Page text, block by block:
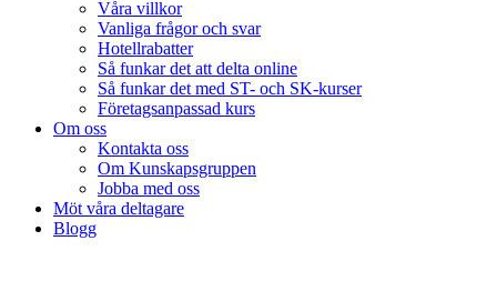
Våra villkor
Vanliga frågor och svar
Hotellrabatter
Så funkar det att delta online
Så funkar det med ST- och SK-kurser
Företagsanpassad kurs
Om oss
Kontakta oss
Om Kunskapsgruppen
Jobba med oss
Möt våra deltagare
Blogg